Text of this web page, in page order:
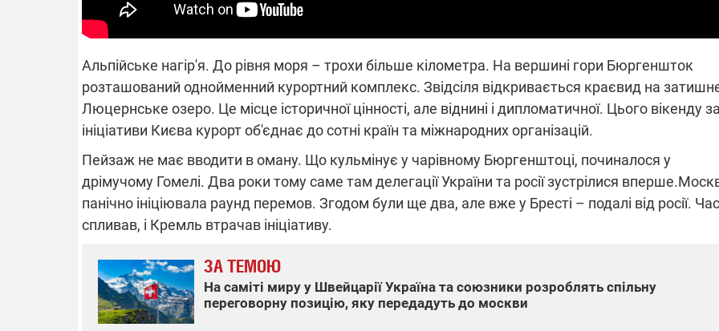
Альпійське нагір'я. До рівня моря – трохи більше кілометра. На вершині гори Бюргеншток
розташований однойменний курортний комплекс. Звідсіля відкривається краєвид на
Люцернське озеро. Це місце історичної цінності, але віднині і дипломатичної. Цього вікенду за
ініціативи Києва курорт об'єднає до сотні країн та міжнародних організацій.
Пейзаж не має вводити в оману. Що кульмінує у чарівному Бюргенштоці, починалося у
дрімучому Гомелі. Два роки тому саме там делегації України та росії зустрілися
панічно ініціювала раунд перемов. Згодом були ще два, але вже у Бресті – подалі від росії. Час
спливав, і Кремль втрачав ініціативу.
ЗА ТЕМОЮ
На саміті миру у Швейцарії Україна та союзники розроблять спільну
переговорну позицію, яку передадуть до москви